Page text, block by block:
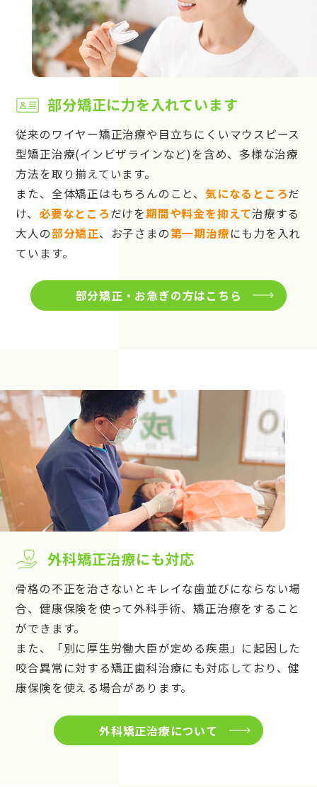
部分矯正に力を入れています
従来のワイヤー矯正治療や目立ちにくいマウスピース
型矯正治療(インビザラインなど)を含め、多様な治療
方法を取り揃えています。
また、全体矯正はもちろんのこと、 気になるところだ
け、 必要なところだけを期間や料金を抑えて治療する
大人の部分矯正、お子さまの第一期治療にも力を入れ
ています。
部分矯正・お急ぎの方はこちら
外科矯正治療にも対応
骨格の不正を治さないとキレイな歯並びにならない場
合、健康保険を使って外科手術、矯正治療をすること
ができます。
また、「別に厚生労働大臣が定める疾患」に起因した
咬合異常に対する矯正歯科治療にも対応しており、健
康保険を使える場合があります。
外科矯正治療について